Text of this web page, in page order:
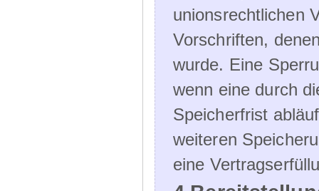
unionsrechtlichen
Vorschriften,
wurde. Eine
wenn eine durch
Speicherfrist
weiteren
eine